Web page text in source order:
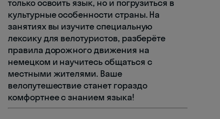
только освоить язык, но и погрузиться в
культурные особенности страны. На
занятиях вы изучите специальную
лексику для велотуристов, разберёте
правила дорожного движения на
немецком и научитесь общаться с
местными жителями. Ваше
велопутешествие станет гораздо
комфортнее с знанием языка!